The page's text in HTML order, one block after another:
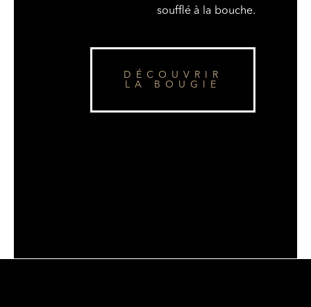
soufflé à la bouche.
DÉCOUVRIR
LA BOUGIE